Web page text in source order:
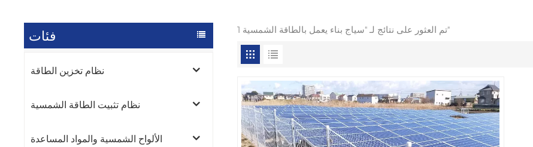
فئات
نظام تخزين الطاقة
نظام تثبيت الطاقة الشمسية
الألواح الشمسية والمواد المساعدة
1 تم العثور على نتائج لـ "سياج بناء يعمل بالطاقة الشمسية"